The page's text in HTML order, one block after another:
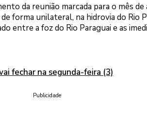
da reunião marcada para o mês de
forma unilateral, na hidrovia do Rio
entre a foz do Rio Paraguai e as
fechar na segunda-feira (3)
Publicidade